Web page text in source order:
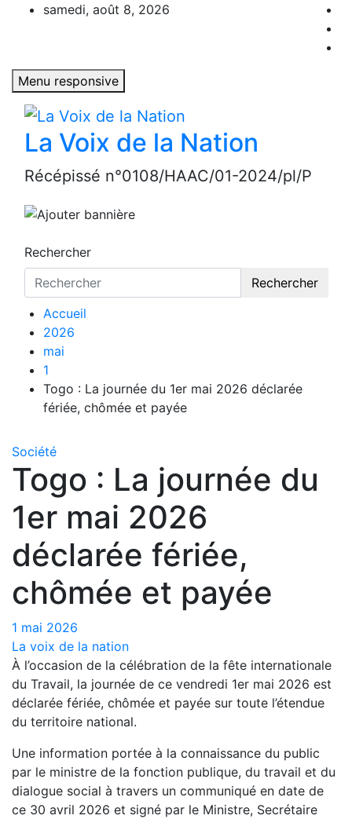
samedi, août 8, 2026
Menu responsive
La Voix de la Nation
Récépissé n°0108/HAAC/01-2024/pl/P
Rechercher
Rechercher
Accueil
2026
mai
1
Togo : La journée du 1er mai 2026 déclarée
fériée, chômée et payée
Société
Togo : La journée du
1er mai 2026
déclarée fériée,
chômée et payée
1 mai 2026
La voix de la nation
À l’occasion de la célébration de la fête internationale
du Travail, la journée de ce vendredi 1er mai 2026 est
déclarée fériée, chômée et payée sur toute l’étendue
du territoire national.
Une information portée à la connaissance du public
par le ministre de la fonction publique, du travail et du
dialogue social à travers un communiqué en date de
ce 30 avril 2026 et signé par le Ministre, Secrétaire